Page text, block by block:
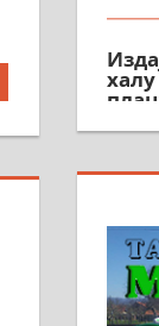
064/
На
м2